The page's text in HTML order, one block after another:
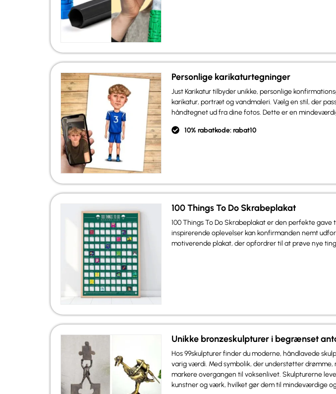
Personlige karikaturtegninger
Just Karikatur tilbyder unikke, personlige
karikatur, portræt og vandmaleri. Vælg en stil, der
håndtegnet ud fra dine fotos. Dette er en
10% rabatkode: rabat10
100 Things To Do Skrabeplakat
100 Things To Do Skrabeplakat er den perfekte
inspirerende oplevelser kan konfirmanden nemt
motiverende plakat, der opfordrer til at prøve nye
Unikke bronzeskulpturer i begrænset
Hos 99skulpturer finder du moderne, håndlavede
varig værdi. Med symbolik, der understøtter
markere overgangen til voksenlivet. Skulpturerne
kunstner og værk, hvilket gør dem til mindeværdige